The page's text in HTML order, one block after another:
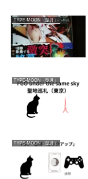
TYPE-MOON（型月）
TYPE-MOON（型月）
TYPE-MOON（型月）